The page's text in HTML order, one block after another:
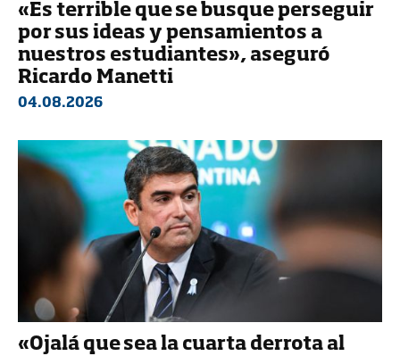
«Es terrible que se busque perseguir
por sus ideas y pensamientos a
nuestros estudiantes», aseguró
Ricardo Manetti
04.08.2026
«Ojalá que sea la cuarta derrota al